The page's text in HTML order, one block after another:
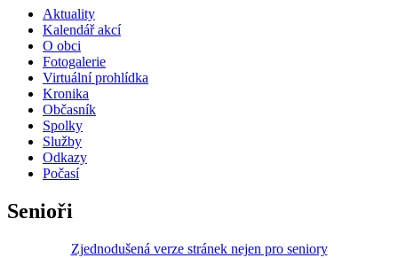
Aktuality
Kalendář akcí
O obci
Fotogalerie
Virtuální prohlídka
Kronika
Občasník
Spolky
Služby
Odkazy
Počasí
Senioři
Zjednodušená verze stránek nejen pro seniory